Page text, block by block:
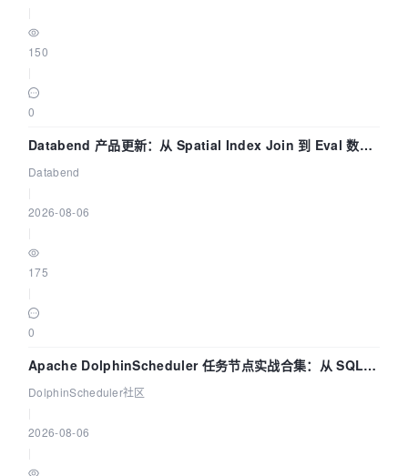
150
0
Databend 产品更新：从 Spatial Index Join 到 Eval 数据
管道
Databend
2026-08-06
175
0
Apache DolphinScheduler 任务节点实战合集：从 SQL、
DataX 到 Spark、Flink 一次配置全打通
DolphinScheduler社区
2026-08-06